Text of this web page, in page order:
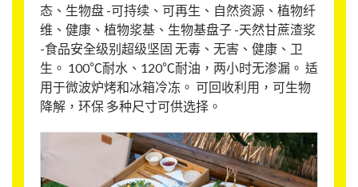
态、生物盘 -可持续、可再生、自然资源、植物纤
维、健康、植物浆基、生物基盘子 -天然甘蔗渣浆
-食品安全级别超级坚固 无毒、无害、健康、卫
生。 100℃耐水、120℃耐油，两小时无渗漏。 适
用于微波炉烤和冰箱冷冻。 可回收利用，可生物
降解，环保 多种尺寸可供选择。